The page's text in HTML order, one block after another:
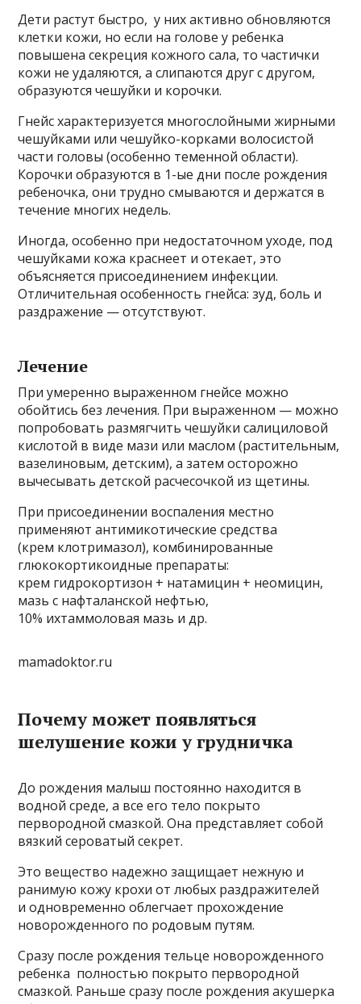
Дети растут быстро, у них активно обновляются
клетки кожи, но если на голове у ребенка
повышена секреция кожного сала, то частички
кожи не удаляются, а слипаются друг с другом,
образуются чешуйки и корочки.
Гнейс характеризуется многослойными жирными
чешуйками или чешуйко-корками волосистой
части головы (особенно теменной области).
Корочки образуются в 1-ые дни после рождения
ребеночка, они трудно смываются и держатся в
течение многих недель.
Иногда, особенно при недостаточном уходе, под
чешуйками кожа краснеет и отекает, это
объясняется присоединением инфекции.
Отличительная особенность гнейса: зуд, боль и
раздражение — отсутствуют.
Лечение
При умеренно выраженном гнейсе можно
обойтись без лечения. При выраженном — можно
попробовать размягчить чешуйки салициловой
кислотой в виде мази или маслом (растительным,
вазелиновым, детским), а затем осторожно
вычесывать детской расчесочкой из щетины.
При присоединении воспаления местно
применяют антимикотические средства
(крем клотримазол), комбинированные
глюкокортикоидные препараты:
крем гидрокортизон + натамицин + неомицин,
мазь с нафталанской нефтью,
10% ихтаммоловая мазь и др.
mamadoktor.ru
Почему может появляться
шелушение кожи у грудничка
До рождения малыш постоянно находится в
водной среде, а все его тело покрыто
первородной смазкой. Она представляет собой
вязкий сероватый секрет.
Это вещество надежно защищает нежную и
ранимую кожу крохи от любых раздражителей
и одновременно облегчает прохождение
новорожденного по родовым путям.
Сразу после рождения тельце новорожденного
ребенка полностью покрыто первородной
смазкой. Раньше сразу после рождения акушерка